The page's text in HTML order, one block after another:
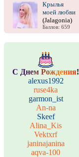
Крылья
моей любви
(Jalagonia)
Баллов: 659
С Днем Рождения!
alexus1992
ruse4ka
garmon_ist
An-na
Skeef
Alina_Kis
Vektxrf
janinajanina
aqva-100